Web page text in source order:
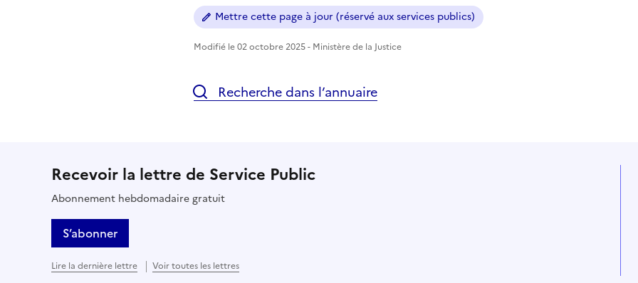
Mettre cette page à jour (réservé aux services publics)
Modifié le 02 octobre 2025 - Ministère de la Justice
Recherche dans l’annuaire
Recevoir la lettre de Service Public
Abonnement hebdomadaire gratuit
S’abonner
Lire la dernière lettre Voir toutes les lettres